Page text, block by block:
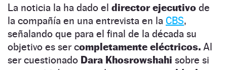
La noticia la ha dado el director ejecutivo de
la compañía en una entrevista en la CBS,
señalando que para el final de la década su
objetivo es ser completamente eléctricos. Al
ser cuestionado Dara Khosrowshahi sobre si